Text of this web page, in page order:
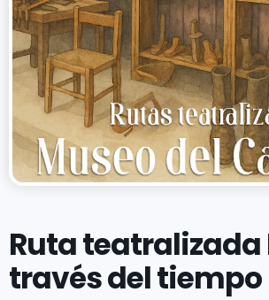
Ruta teatralizada
través del tiempo